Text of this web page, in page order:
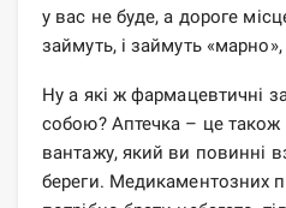
у вас не буде, а дороге
займуть, і займуть «марно»,
Ну а які ж фармацевтичні
собою? Аптечка – це також
вантажу, який ви повинні
береги. Медикаментозних